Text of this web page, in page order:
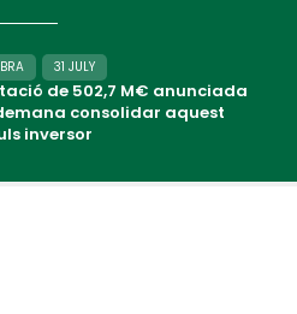
31 JULY
de 502,7 M€ anunciada
consolidar aquest
inversor